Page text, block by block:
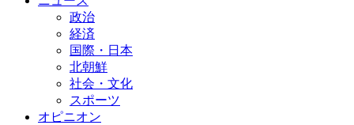
政治
経済
国際・日本
北朝鮮
社会・文化
スポーツ
オピニオン